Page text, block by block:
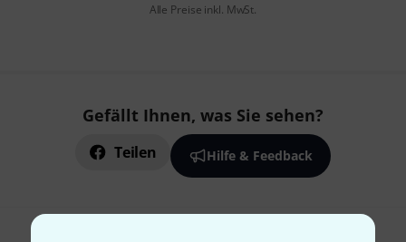
Alle Preise inkl. MwSt.
Gefällt Ihnen, was Sie sehen?
Teilen Hilfe & Feedback